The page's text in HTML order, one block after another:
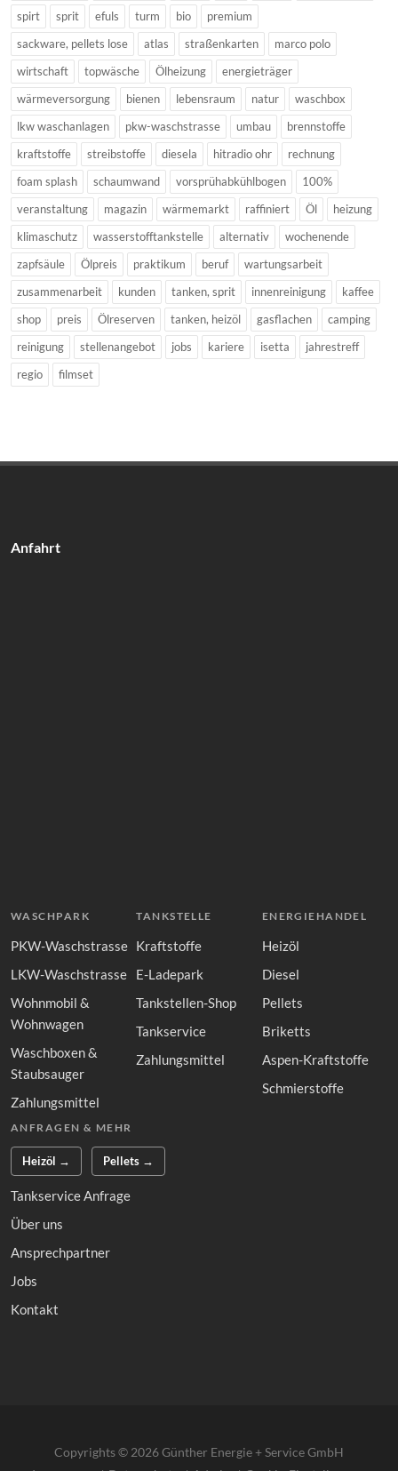
spirt
sprit efuls turm bio
premium
sackware, pellets lose
atlas straßenkarten
marco polo
wirtschaft
topwäsche Ölheizung
energieträger
wärmeversorgung
bienen lebensraum natur
waschbox
lkw waschanlagen
pkw-waschstrasse umbau
brennstoffe
kraftstoffe
streibstoffe diesela hitradio ohr
rechnung
foam splash
schaumwand vorsprühabkühlbogen
100%
veranstaltung
magazin wärmemarkt raffiniert Öl
heizung
klimaschutz
wasserstofftankstelle alternativ
wochenende
zapfsäule
Ölpreis praktikum beruf
wartungsarbeit
zusammenarbeit
kunden tanken, sprit innenreinigung
kaffee
shop
preis Ölreserven tanken, heizöl gasflachen
camping
reinigung
stellenangebot jobs kariere isetta
jahrestreff
regio
filmset
Anfahrt
WASCHPARK
PKW-Waschstrasse
LKW-Waschstrasse
Wohnmobil &
Wohnwagen
Waschboxen &
Staubsauger
Zahlungsmittel
TANKSTELLE
Kraftstoffe
E-Ladepark
Tankstellen-Shop
Tankservice
Zahlungsmittel
ENERGIEHANDEL
Heizöl
Diesel
Pellets
Briketts
Aspen-Kraftstoffe
Schmierstoffe
ANFRAGEN & MEHR
Heizöl → Pellets →
Tankservice Anfrage
Über uns
Ansprechpartner
Jobs
Kontakt
Copyrights © 2026 Günther Energie + Service GmbH